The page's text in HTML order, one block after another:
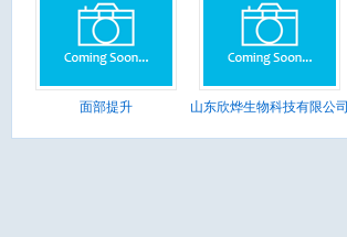
面部提升 山东欣烨生物科技有限公司